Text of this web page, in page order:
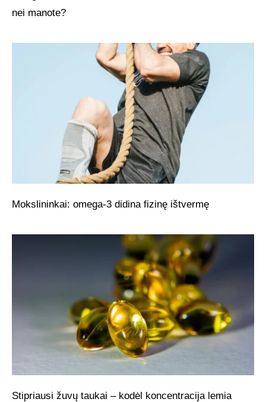
nei manote?
Mokslininkai: omega-3 didina fizinę ištvermę
Stipriausi žuvų taukai – kodėl koncentracija lemia